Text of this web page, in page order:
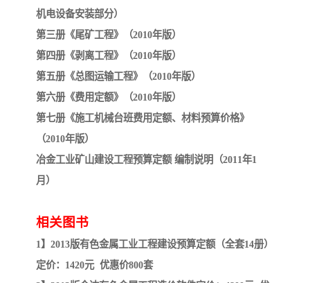
机电设备安装部分）
第三册《尾矿工程》（2010年版）
第四册《剥离工程》（2010年版）
第五册《总图运输工程》（2010年版）
第六册《费用定额》（2010年版）
第七册《施工机械台班费用定额、材料预算价格》
（2010年版）
冶金工业矿山建设工程预算定额 编制说明（2011年1
月）
相关图书
1】2013版有色金属工业工程建设预算定额（全套14册）
定价：1420元 优惠价800套